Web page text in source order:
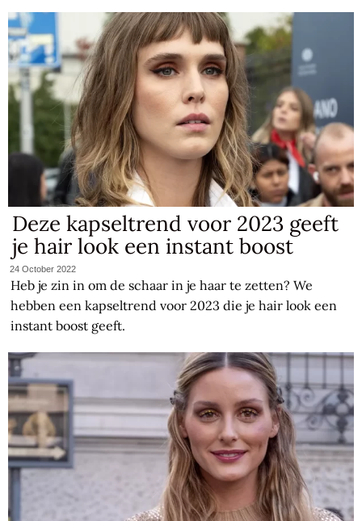
Deze kapseltrend voor 2023 geeft
je hair look een instant boost
24 October 2022
Heb je zin in om de schaar in je haar te zetten? We
hebben een kapseltrend voor 2023 die je hair look een
instant boost geeft.